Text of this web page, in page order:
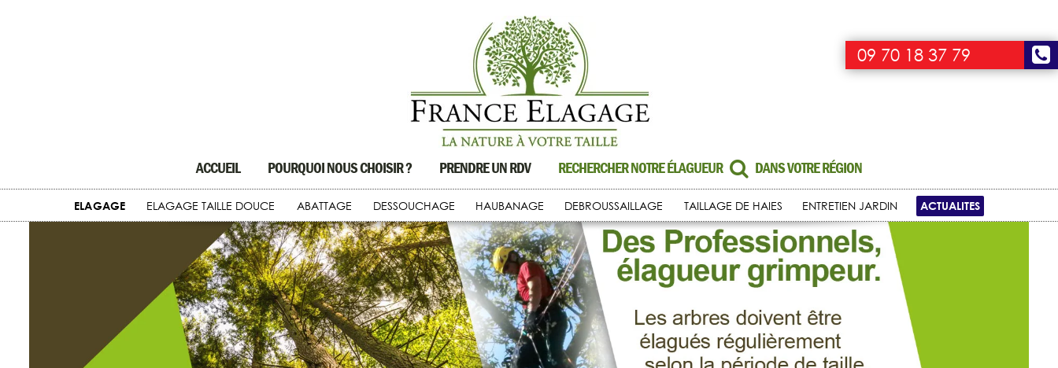
09 70 18 37 79
ACCUEIL POURQUOI NOUS CHOISIR ? PRENDRE UN RDV RECHERCHER NOTRE ÉLAGUEUR DANS VOTRE RÉGION
ELAGAGE ELAGAGE TAILLE DOUCE ABATTAGE DESSOUCHAGE HAUBANAGE DEBROUSSAILLAGE TAILLAGE DE HAIES ENTRETIEN JARDIN ACTUALITES